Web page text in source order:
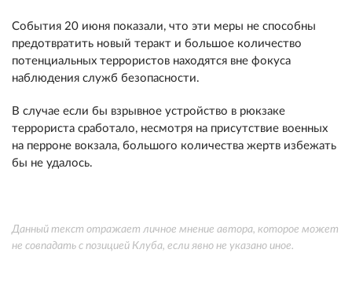
События 20 июня показали, что эти меры не способны
предотвратить новый теракт и большое количество
потенциальных террористов находятся вне фокуса
наблюдения служб безопасности.
В случае если бы взрывное устройство в рюкзаке
террориста сработало, несмотря на присутствие военных
на перроне вокзала, большого количества жертв избежать
бы не удалось.
Данный текст отражает личное мнение автора, которое может
не совпадать с позицией Клуба, если явно не указано иное.